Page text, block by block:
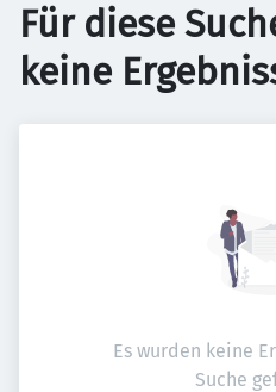
Für diese
keine
Es wurden keine
Suche